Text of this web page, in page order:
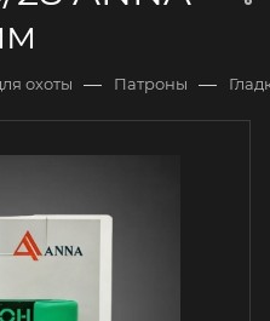
охоты — Патроны —